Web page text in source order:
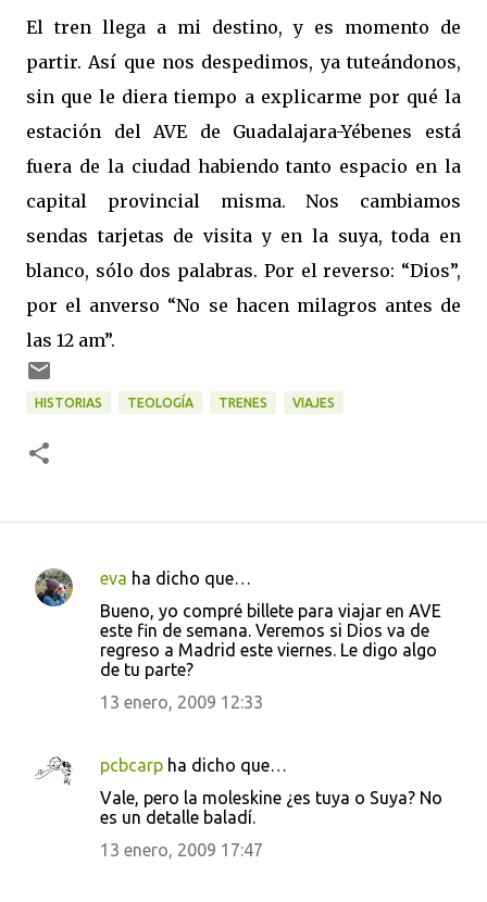
El tren llega a mi destino, y es momento de
partir. Así que nos despedimos, ya tuteándonos,
sin que le diera tiempo a explicarme por qué la
estación del AVE de Guadalajara-Yébenes está
fuera de la ciudad habiendo tanto espacio en la
capital provincial misma. Nos cambiamos
sendas tarjetas de visita y en la suya, toda en
blanco, sólo dos palabras. Por el reverso: “Dios”,
por el anverso “No se hacen milagros antes de
las 12 am”.
HISTORIAS TEOLOGÍA TRENES VIAJES
C
a
eva ha dicho que…
Bueno, yo compré billete para viajar en AVE
este fin de semana. Veremos si Dios va de
regreso a Madrid este viernes. Le digo algo
de tu parte?
13 enero, 2009 12:33
pcbcarp ha dicho que…
Vale, pero la moleskine ¿es tuya o Suya? No
es un detalle baladí.
13 enero, 2009 17:47